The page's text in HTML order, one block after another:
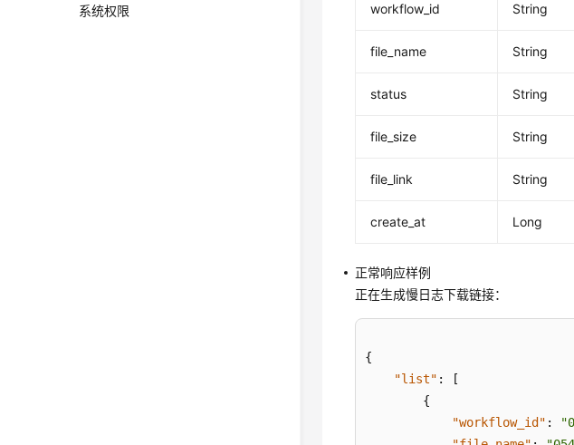
系统权限 workflow_id String
file_name String
status String
file_size String
file_link String
create_at Long
正常响应样例
正在生成慢日志下载链接：
{
"list" :
[
{
"workflow_id" :